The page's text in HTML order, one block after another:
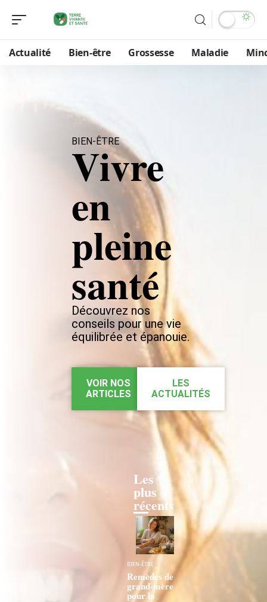
Actualité Bien-être Grossesse Maladie
BIEN-ÊTRE
Vivre
en
pleine
santé
Découvrez nos
conseils pour une vie
équilibrée et épanouie.
VOIR NOS
ARTICLES
LES
ACTUALITÉS
Les
plus
récents
BIEN-ÊTRE
Remèdes de
grand-mère
pour la